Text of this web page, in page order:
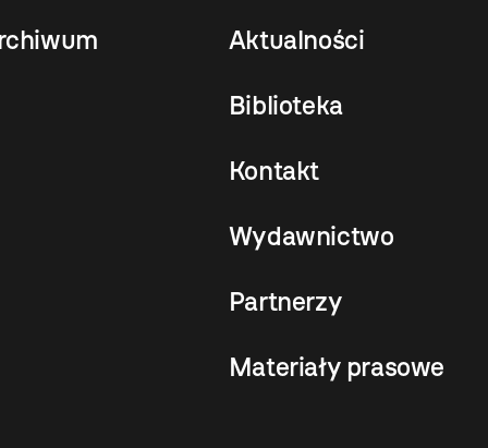
Aktualności
Biblioteka
Kontakt
Wydawnictwo
Partnerzy
Materiały prasowe